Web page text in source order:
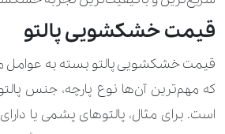
سویشرت
شال 100.000 تومان
شال گردن 100.000 تومان
قیمت خشکشویی پالتو
قیمت خشکشویی پالتو بسته به
که مهم‌ترین آن‌ها نوع پارچه، جنس
است. برای مثال، پالتوهای پشمی یا